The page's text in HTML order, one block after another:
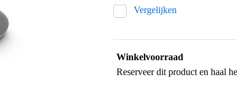
Vergelijken
Winkelvoorraad
Reserveer dit product en haal